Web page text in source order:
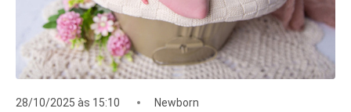
28/10/2025 às 15:10 Newborn